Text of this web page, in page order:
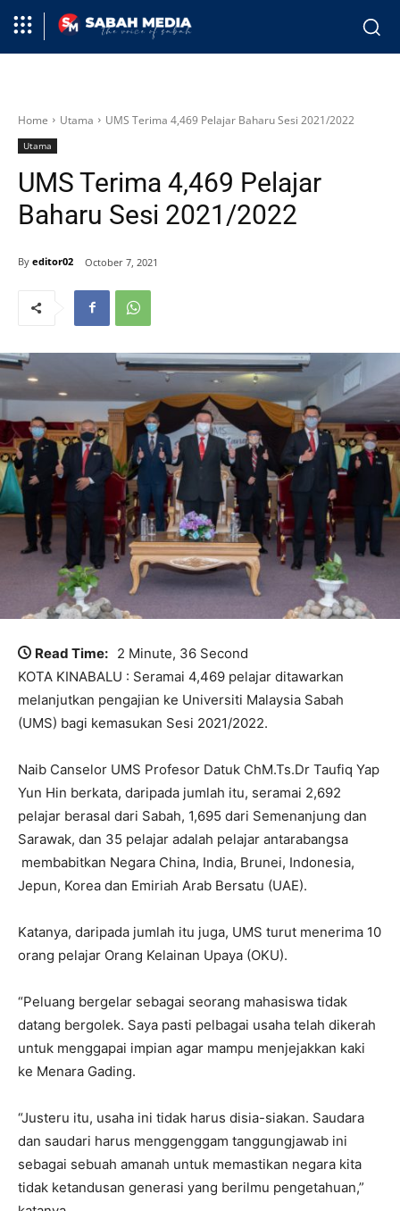
Home Utama UMS Terima 4,469 Pelajar Baharu Sesi 2021/2022
Utama
UMS Terima 4,469 Pelajar
Baharu Sesi 2021/2022
By editor02 October 7, 2021
Read Time: 2 Minute, 36 Second
KOTA KINABALU : Seramai 4,469 pelajar ditawarkan
melanjutkan pengajian ke Universiti Malaysia Sabah
(UMS) bagi kemasukan Sesi 2021/2022.
Naib Canselor UMS Profesor Datuk ChM.Ts.Dr Taufiq Yap
Yun Hin berkata, daripada jumlah itu, seramai 2,692
pelajar berasal dari Sabah, 1,695 dari Semenanjung dan
Sarawak, dan 35 pelajar adalah pelajar antarabangsa
membabitkan Negara China, India, Brunei, Indonesia,
Jepun, Korea dan Emiriah Arab Bersatu (UAE).
Katanya, daripada jumlah itu juga, UMS turut menerima 10
orang pelajar Orang Kelainan Upaya (OKU).
“Peluang bergelar sebagai seorang mahasiswa tidak
datang bergolek. Saya pasti pelbagai usaha telah dikerah
untuk menggapai impian agar mampu menjejakkan kaki
ke Menara Gading.
“Justeru itu, usaha ini tidak harus disia-siakan. Saudara
dan saudari harus menggenggam tanggungjawab ini
sebagai sebuah amanah untuk memastikan negara kita
tidak ketandusan generasi yang berilmu pengetahuan,”